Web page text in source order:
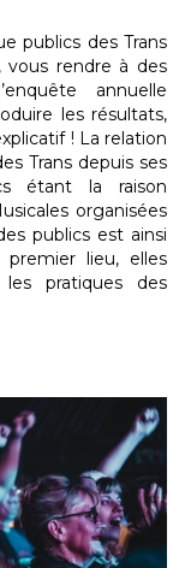
publics des Trans
vous rendre à des
annuelle
les résultats,
! La relation
Trans depuis ses
étant la raison
organisées
publics est ainsi
lieu, elles
pratiques des